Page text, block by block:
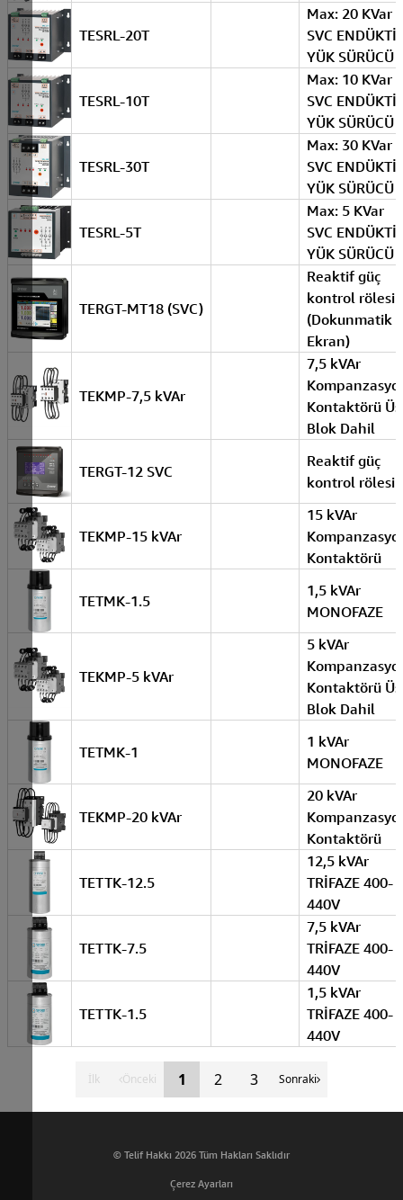
TESRL-20T
Max: 20 KVar
SVC ENDÜKTİF
YÜK SÜRÜCÜ
TESRL-10T
Max: 10 KVar
SVC ENDÜKTİF
YÜK SÜRÜCÜ
TESRL-30T
Max: 30 KVar
SVC ENDÜKTİF
YÜK SÜRÜCÜ
TESRL-5T
Max: 5 KVar
SVC ENDÜKTİF
YÜK SÜRÜCÜ
TERGT-MT18 (SVC)
Reaktif güç
kontrol rölesi
(Dokunmatik
Ekran)
TEKMP-7,5 kVAr
7,5 kVAr
Kontaktörü
Blok Dahil
TERGT-12 SVC
Reaktif güç
kontrol rölesi
TEKMP-15 kVAr
15 kVAr
Kontaktörü
TETMK-1.5
1,5 kVAr
MONOFAZE
TEKMP-5 kVAr
5 kVAr
Kontaktörü Üst
Blok Dahil
TETMK-1
1 kVAr
MONOFAZE
TEKMP-20 kVAr
20 kVAr
Kontaktörü
TETTK-12.5
12,5 kVAr
TRİFAZE 400-
440V
TETTK-7.5
7,5 kVAr
TRİFAZE 400-
440V
TETTK-1.5
1,5 kVAr
TRİFAZE 400-
440V
İlk Önceki 1 2 3 Sonraki
© Telif Hakkı 2026 Tüm Hakları Saklıdır
Çerez Ayarları